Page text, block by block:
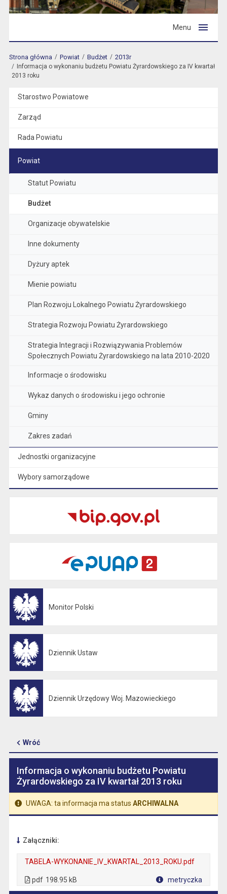
Menu
Strona główna Powiat Budżet 2013r
Informacja o wykonaniu budżetu Powiatu Żyrardowskiego za IV kwartał
2013 roku
Starostwo Powiatowe
Zarząd
Rada Powiatu
Powiat
Statut Powiatu
Budżet
Organizacje obywatelskie
Inne dokumenty
Dyżury aptek
Mienie powiatu
Plan Rozwoju Lokalnego Powiatu Żyrardowskiego
Strategia Rozwoju Powiatu Żyrardowskiego
Strategia Integracji i Rozwiązywania Problemów
Społecznych Powiatu Żyrardowskiego na lata 2010-2020
Informacje o środowisku
Wykaz danych o środowisku i jego ochronie
Gminy
Zakres zadań
Jednostki organizacyjne
Wybory samorządowe
Monitor Polski
Dziennik Ustaw
Dziennik Urzędowy Woj. Mazowieckiego
Wróć
Informacja o wykonaniu budżetu Powiatu
Żyrardowskiego za IV kwartał 2013 roku
UWAGA: ta informacja ma status ARCHIWALNA
Załączniki:
TABELA-WYKONANIE_IV_KWARTAL_2013_ROKU.pdf
pdf 198.95 kB metryczka